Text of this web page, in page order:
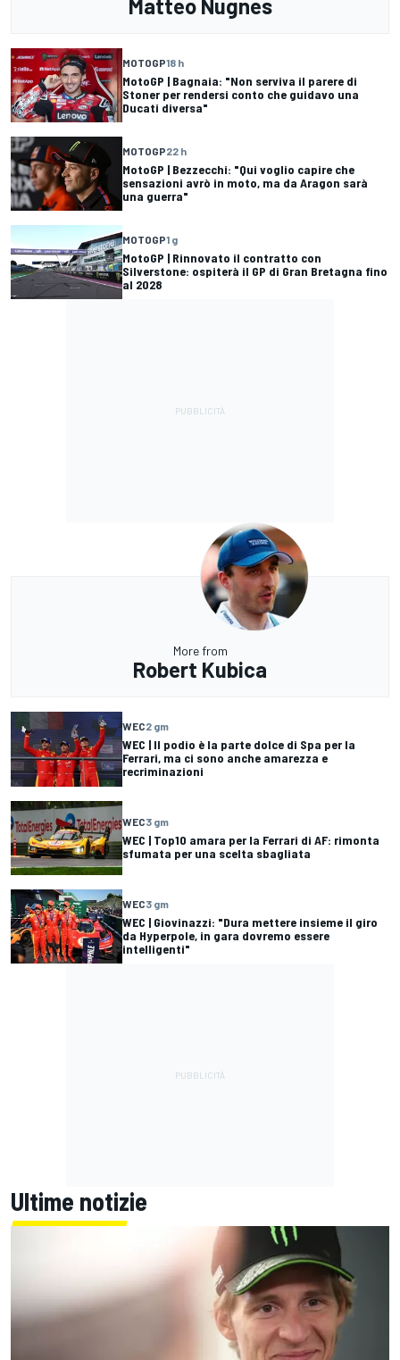
Matteo Nugnes
MOTOGP18 h
MotoGP | Bagnaia: "Non serviva il parere di
Stoner per rendersi conto che guidavo una
Ducati diversa"
MOTOGP22 h
MotoGP | Bezzecchi: "Qui voglio capire che
sensazioni avrò in moto, ma da Aragon sarà
una guerra"
MOTOGP1 g
MotoGP | Rinnovato il contratto con
Silverstone: ospiterà il GP di Gran Bretagna fino
al 2028
More from
Robert Kubica
WEC2 gm
WEC | Il podio è la parte dolce di Spa per la
Ferrari, ma ci sono anche amarezza e
recriminazioni
WEC3 gm
WEC | Top10 amara per la Ferrari di AF: rimonta
sfumata per una scelta sbagliata
WEC3 gm
WEC | Giovinazzi: "Dura mettere insieme il giro
da Hyperpole, in gara dovremo essere
intelligenti"
Ultime notizie